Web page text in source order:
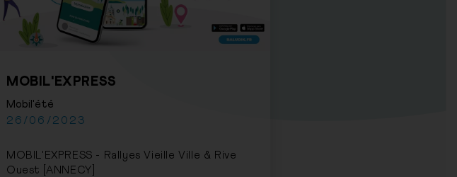
MOBIL'EXPRESS
Mobil'été
26/06/2023
MOBIL'EXPRESS - Rallyes Vieille Ville & Rive
Ouest [ANNECY]